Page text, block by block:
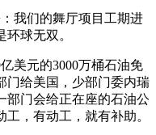
我们的舞厅项目工期进
球无双。
元的3000万桶石油免
门给美国，少部门委内瑞
部门会给正在座的石油公
，有动工，就有补助。